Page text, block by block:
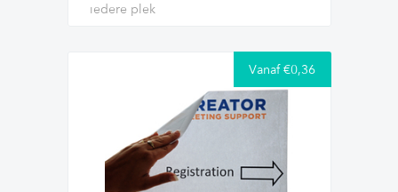
iedere plek
Vanaf €0,36